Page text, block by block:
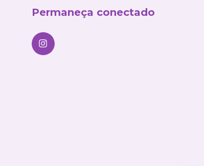
Permaneça conectado